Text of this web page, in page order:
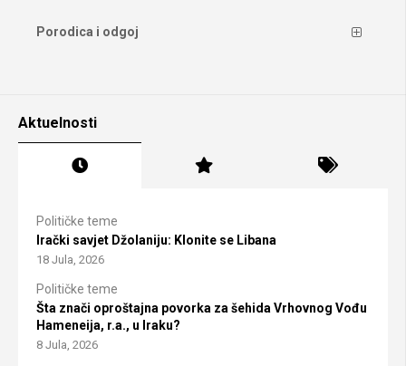
Porodica i odgoj
Aktuelnosti
Političke teme
Irački savjet Džolaniju: Klonite se Libana
18 Jula, 2026
Političke teme
Šta znači oproštajna povorka za šehida Vrhovnog Vođu
Hameneija, r.a., u Iraku?
8 Jula, 2026